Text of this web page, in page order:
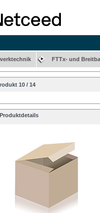
FTTx- und
10 / 14
Produktdetails